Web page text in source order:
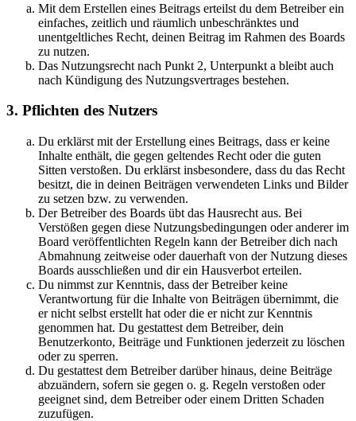
Mit dem Erstellen eines Beitrags erteilst du dem Betreiber ein
einfaches, zeitlich und räumlich unbeschränktes und
unentgeltliches Recht, deinen Beitrag im Rahmen des Boards
zu nutzen.
Das Nutzungsrecht nach Punkt 2, Unterpunkt a bleibt auch
nach Kündigung des Nutzungsvertrages bestehen.
3. Pflichten des Nutzers
Du erklärst mit der Erstellung eines Beitrags, dass er keine
Inhalte enthält, die gegen geltendes Recht oder die guten
Sitten verstoßen. Du erklärst insbesondere, dass du das Recht
besitzt, die in deinen Beiträgen verwendeten Links und Bilder
zu setzen bzw. zu verwenden.
Der Betreiber des Boards übt das Hausrecht aus. Bei
Verstößen gegen diese Nutzungsbedingungen oder anderer im
Board veröffentlichten Regeln kann der Betreiber dich nach
Abmahnung zeitweise oder dauerhaft von der Nutzung dieses
Boards ausschließen und dir ein Hausverbot erteilen.
Du nimmst zur Kenntnis, dass der Betreiber keine
Verantwortung für die Inhalte von Beiträgen übernimmt, die
er nicht selbst erstellt hat oder die er nicht zur Kenntnis
genommen hat. Du gestattest dem Betreiber, dein
Benutzerkonto, Beiträge und Funktionen jederzeit zu löschen
oder zu sperren.
Du gestattest dem Betreiber darüber hinaus, deine Beiträge
abzuändern, sofern sie gegen o. g. Regeln verstoßen oder
geeignet sind, dem Betreiber oder einem Dritten Schaden
zuzufügen.